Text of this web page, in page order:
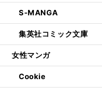
S-MANGA
集英社コミック文庫
女性マンガ
Cookie